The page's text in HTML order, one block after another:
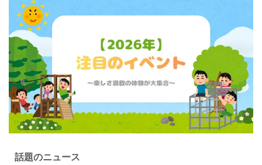
話題のニュース